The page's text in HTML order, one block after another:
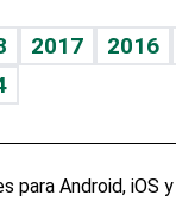
2017 2016
para Android, iOS